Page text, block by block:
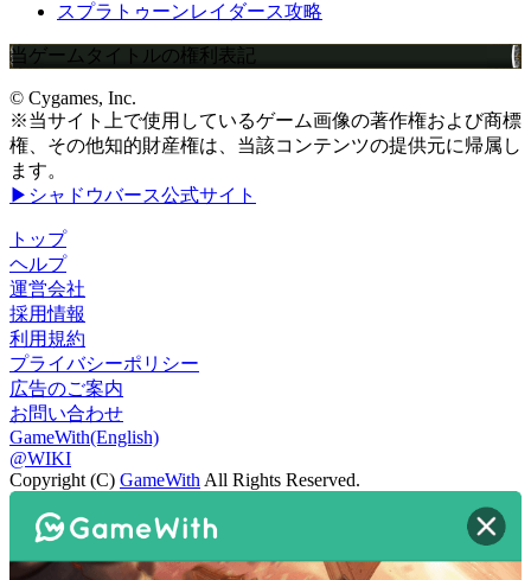
スプラトゥーンレイダース攻略
当ゲームタイトルの権利表記
© Cygames, Inc.
※当サイト上で使用しているゲーム画像の著作権および商標
権、その他知的財産権は、当該コンテンツの提供元に帰属し
ます。
▶シャドウバース公式サイト
トップ
ヘルプ
運営会社
採用情報
利用規約
プライバシーポリシー
広告のご案内
お問い合わせ
GameWith(English)
@WIKI
Copyright (C) GameWithAll Rights Reserved.